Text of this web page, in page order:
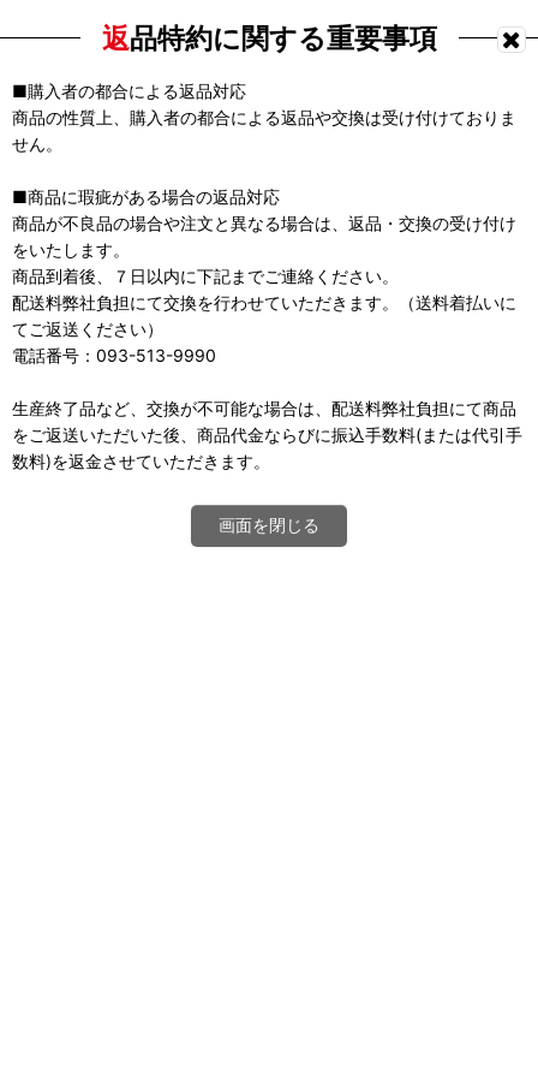
返品特約に関する重要事項
■購入者の都合による返品対応
商品の性質上、購入者の都合による返品や交換は受け付けておりま
せん。
■商品に瑕疵がある場合の返品対応
商品が不良品の場合や注文と異なる場合は、返品・交換の受け付け
をいたします。
商品到着後、７日以内に下記までご連絡ください。
配送料弊社負担にて交換を行わせていただきます。（送料着払いに
てご返送ください）
電話番号：093-513-9990
生産終了品など、交換が不可能な場合は、配送料弊社負担にて商品
をご返送いただいた後、商品代金ならびに振込手数料(または代引手
数料)を返金させていただきます。
画面を閉じる